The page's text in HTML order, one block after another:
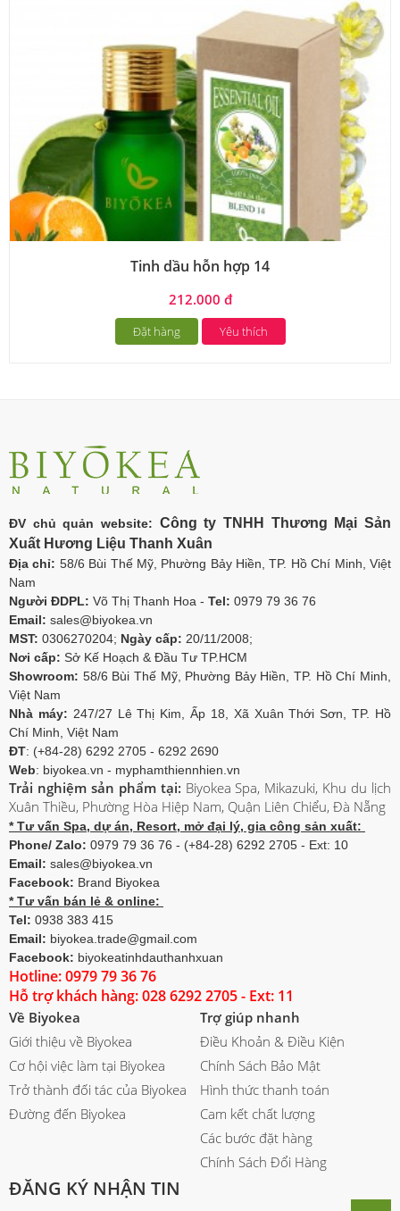
Tinh dầu hỗn hợp 14
212.000 đ
Đặt hàng Yêu thích
ĐV chủ quản website: Công ty TNHH Thương Mại Sản
Xuất Hương Liệu Thanh Xuân
Địa chỉ: 58/6 Bùi Thế Mỹ, Phường Bảy Hiền, TP. Hồ Chí Minh, Việt
Nam
Người ĐDPL: Võ Thị Thanh Hoa - Tel: 0979 79 36 76
Email: sales@biyokea.vn
MST: 0306270204; Ngày cấp: 20/11/2008;
Nơi cấp: Sở Kế Hoạch & Đầu Tư TP.HCM
Showroom: 58/6 Bùi Thế Mỹ, Phường Bảy Hiền, TP. Hồ Chí Minh,
Việt Nam
Nhà máy: 247/27 Lê Thị Kim, Ấp 18, Xã Xuân Thới Sơn, TP. Hồ
Chí Minh, Việt Nam
ĐT: (+84-28) 6292 2705 - 6292 2690
Web: biyokea.vn - myphamthiennhien.vn
Trải nghiệm sản phẩm tại: Biyokea Spa, Mikazuki, Khu du lịch
Xuân Thiều, Phường Hòa Hiệp Nam, Quận Liên Chiểu, Đà Nẵng
* Tư vấn Spa, dự án, Resort, mở đại lý, gia công sản xuất:
Phone/ Zalo: 0979 79 36 76 - (+84-28) 6292 2705 - Ext: 10
Email: sales@biyokea.vn
Facebook: Brand Biyokea
* Tư vấn bán lẻ & online:
Tel: 0938 383 415
Email: biyokea.trade@gmail.com
Facebook: biyokeatinhdauthanhxuan
Hotline: 0979 79 36 76
Hỗ trợ khách hàng: 028 6292 2705 - Ext: 11
Về Biyokea
Giới thiệu về Biyokea
Cơ hội việc làm tại Biyokea
Trở thành đối tác của Biyokea
Đường đến Biyokea
Trợ giúp nhanh
Điều Khoản & Điều Kiện
Chính Sách Bảo Mật
Hình thức thanh toán
Cam kết chất lượng
Các bước đặt hàng
Chính Sách Đổi Hàng
ĐĂNG KÝ NHẬN TIN